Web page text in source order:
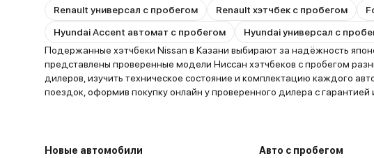
Renault универсал с пробегом
Renault хэтчбек с пробегом
Hyundai Accent автомат с пробегом
Hyundai универсал с
Подержанные хэтчбеки Nissan в Казани выбирают за надёжность
представлены проверенные модели Ниссан хэтчбеков с пробегом
дилеров, изучить техническое состояние и комплектацию каждого
поездок, оформив покупку онлайн у проверенного дилера с
Новые автомобили
Авто с пробегом